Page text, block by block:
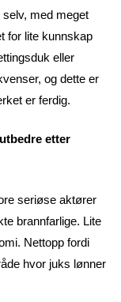
med meget
for lite kunnskap
eller
og dette er
er ferdig.
etter
seriøse aktører
brannfarlige. Lite
Nettopp fordi
hvor juks lønner